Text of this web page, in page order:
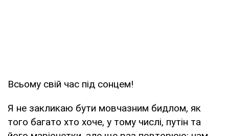
Всьому свій час під сонцем!
Я не закликаю бути мовчазним бидлом, як
того багато хто хоче, у тому числі, путін та